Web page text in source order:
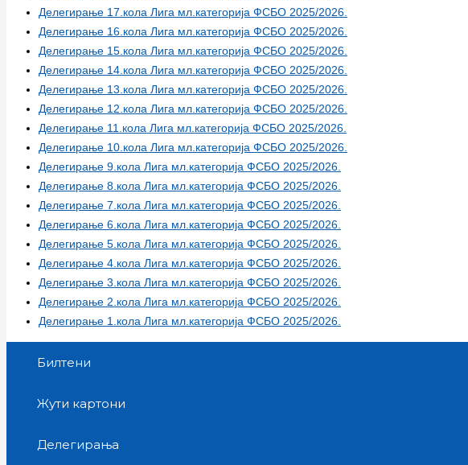
Делегирање 17.кола Лига мл.категорија ФСБО 2025/2026.
Делегирање 16.кола Лига мл.категорија ФСБО 2025/2026.
Делегирање 15.кола Лига мл.категорија ФСБО 2025/2026.
Делегирање 14.кола Лига мл.категорија ФСБО 2025/2026.
Делегирање 13.кола Лига мл.категорија ФСБО 2025/2026.
Делегирање 12.кола Лига мл.категорија ФСБО 2025/2026.
Делегирање 11.кола Лига мл.категорија ФСБО 2025/2026.
Делегирање 10.кола Лига мл.категорија ФСБО 2025/2026.
Делегирање 9.кола Лига мл.категорија ФСБО 2025/2026.
Делегирање 8.кола Лига мл.категорија ФСБО 2025/2026.
Делегирање 7.кола Лига мл.категорија ФСБО 2025/2026.
Делегирање 6.кола Лига мл.категорија ФСБО 2025/2026.
Делегирање 5.кола Лига мл.категорија ФСБО 2025/2026.
Делегирање 4.кола Лига мл.категорија ФСБО 2025/2026.
Делегирање 3.кола Лига мл.категорија ФСБО 2025/2026.
Делегирање 2.кола Лига мл.категорија ФСБО 2025/2026.
Делегирање 1.кола Лига мл.категорија ФСБО 2025/2026.
Билтени
Жути картони
Делегирања